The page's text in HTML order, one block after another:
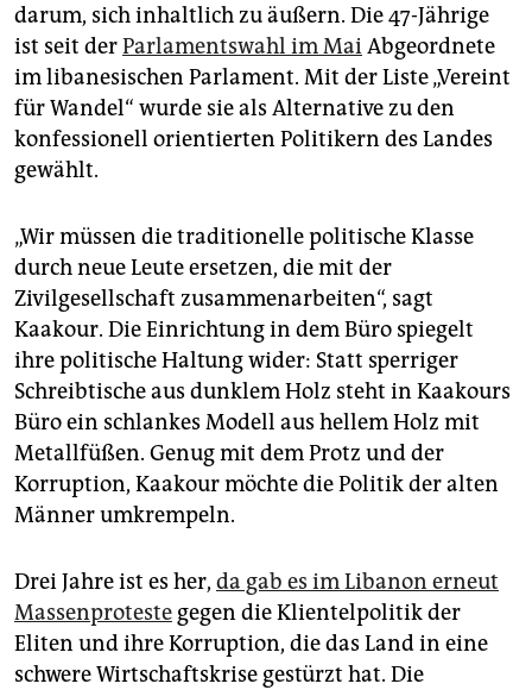
epaper login
darum, sich inhaltlich zu äußern. Die 47-Jährige
ist seit derParlamentswahl im MaiAbgeordnete
im libanesischen Parlament. Mit der Liste „Vereint
für Wandel“ wurde sie als Alternative zu den
konfessionell orientierten Politikern des Landes
gewählt.
„Wir müssen die traditionelle politische Klasse
durch neue Leute ersetzen, die mit der
Zivilgesellschaft zusammenarbeiten“, sagt
Kaakour. Die Einrichtung in dem Büro spiegelt
ihre politische Haltung wider: Statt sperriger
Schreibtische aus dunklem Holz steht in Kaakours
Büro ein schlankes Modell aus hellem Holz mit
Metallfüßen. Genug mit dem Protz und der
Korruption, Kaakour möchte die Politik der alten
Männer umkrempeln.
Drei Jahre ist es her, da gab es im Libanon erneut
Massenproteste gegen die Klientelpolitik der
Eliten und ihre Korruption, die das Land in eine
schwere Wirtschaftskrise gestürzt hat. Die